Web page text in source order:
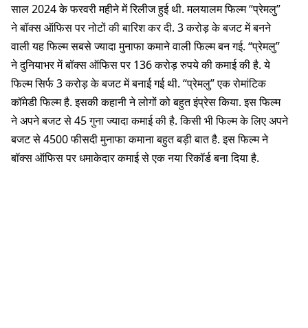
साल 2024 के फरवरी महीने में रिलीज हुई थी. मलयालम फिल्म “प्रेमलु”
ने बॉक्स ऑफिस पर नोटों की बारिश कर दी. 3 करोड़ के बजट में बनने
वाली यह फिल्म सबसे ज्यादा मुनाफा कमाने वाली फिल्म बन गई. “प्रेमलु”
ने दुनियाभर में बॉक्स ऑफिस पर 136 करोड़ रुपये की कमाई की है. ये
फिल्म सिर्फ 3 करोड़ के बजट में बनाई गई थी. “प्रेमलु” एक रोमांटिक
कॉमेडी फिल्म है. इसकी कहानी ने लोगों को बहुत इंप्रेस किया. इस फिल्म
ने अपने बजट से 45 गुना ज्यादा कमाई की है. किसी भी फिल्म के लिए अपने
बजट से 4500 फीसदी मुनाफा कमाना बहुत बड़ी बात है. इस फिल्म ने
बॉक्स ऑफिस पर धमाकेदार कमाई से एक नया रिकॉर्ड बना दिया है.